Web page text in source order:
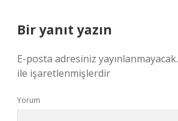
Bir yanıt yazın
E-posta adresiniz yayınlanmayacak.
ile işaretlenmişlerdir
Yorum